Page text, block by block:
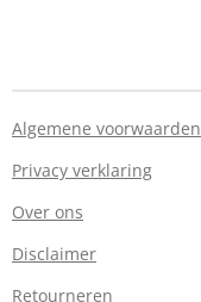
Algemene voorwaarden
Privacy verklaring
Over ons
Disclaimer
Retourneren